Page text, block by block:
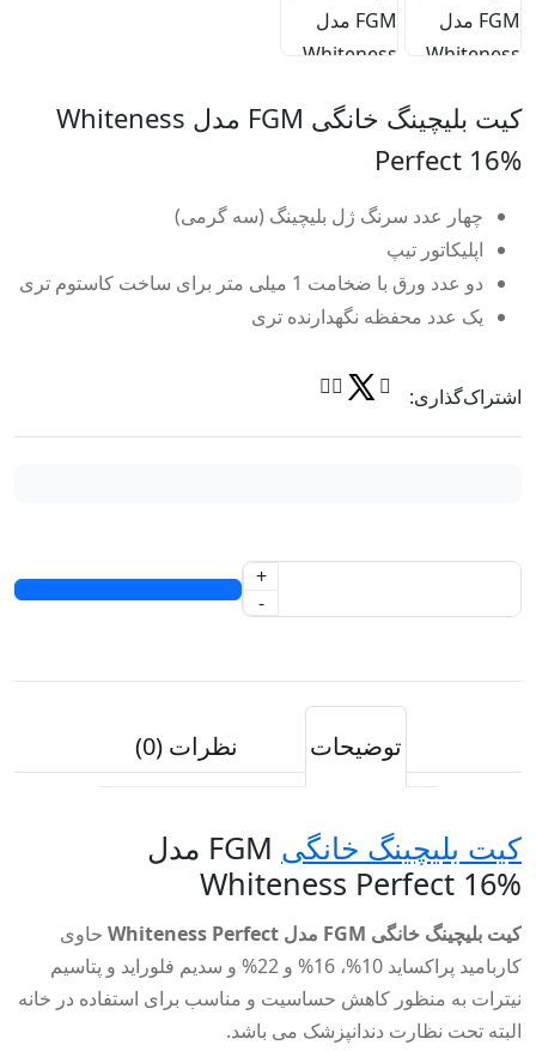
کیت بلیچینگ خانگی FGM مدل Whiteness
Perfect 16%
چهار عدد سرنگ ژل بلیچینگ (سه گرمی)
اپلیکاتور تیپ
دو عدد ورق با ضخامت 1 میلی متر برای ساخت کاستوم تری
یک عدد محفظه نگهدارنده تری
اشتراک‌گذاری:
-
+
توضیحات نظرات (0)
کیت بلیچینگ خانگی
FGM مدل
Whiteness Perfect 16%
کیت بلیچینگ خانگی FGM مدل Whiteness Perfect
حاوی
کاربامید پراکساید 10%، 16% و 22% و سدیم فلوراید و پتاسیم
نیترات به منظور کاهش حساسیت و مناسب برای استفاده در خانه
البته تحت نظارت دندانپزشک می باشد.